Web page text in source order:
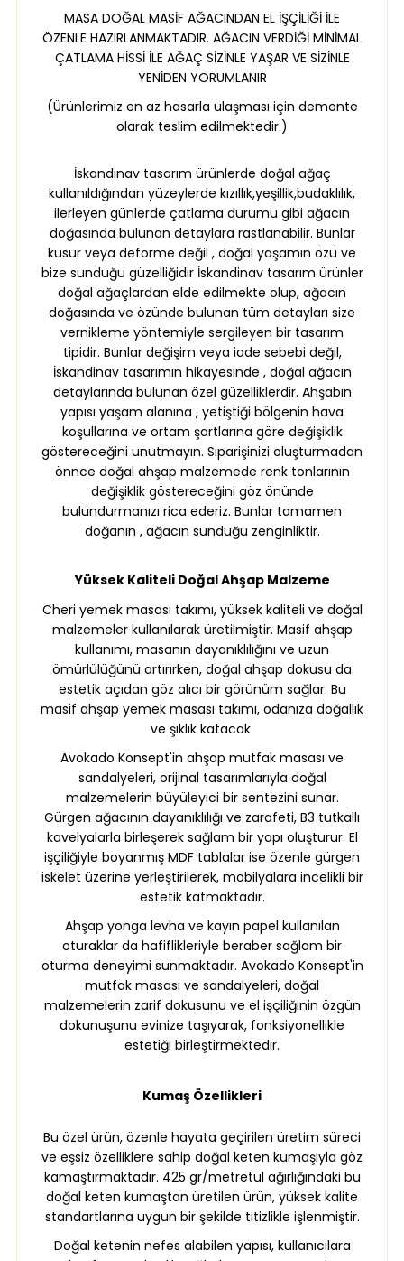
MASA DOĞAL MASİF AĞACINDAN EL İŞÇİLİĞİ İLE
ÖZENLE HAZIRLANMAKTADIR. AĞACIN VERDİĞİ MİNİMAL
ÇATLAMA HİSSİ İLE AĞAÇ SİZİNLE YAŞAR VE SİZİNLE
YENİDEN YORUMLANIR
(Ürünlerimiz en az hasarla ulaşması için demonte
olarak teslim edilmektedir.)
İskandinav tasarım ürünlerde doğal ağaç
kullanıldığından yüzeylerde kızıllık,yeşillik,budaklılık,
ilerleyen günlerde çatlama durumu gibi ağacın
doğasında bulunan detaylara rastlanabilir. Bunlar
kusur veya deforme değil , doğal yaşamın özü ve
bize sunduğu güzelliğidirİskandinav tasarım ürünler
doğal ağaçlardan elde edilmekte olup, ağacın
doğasında ve özünde bulunan tüm detayları size
vernikleme yöntemiyle sergileyen bir tasarım
tipidir. Bunlar değişim veya iade sebebi değil,
İskandinav tasarımın hikayesinde , doğal ağacın
detaylarında bulunan özel güzelliklerdir. Ahşabın
yapısı yaşam alanına , yetiştiği bölgenin hava
koşullarına ve ortam şartlarına göre değişiklik
göstereceğini unutmayın. Siparişinizi oluşturmadan
önnce doğal ahşap malzemede renk tonlarının
değişiklik göstereceğini göz önünde
bulundurmanızı rica ederiz. Bunlar tamamen
doğanın , ağacın sunduğu zenginliktir.
Yüksek Kaliteli Doğal Ahşap Malzeme
Cheri yemek masası takımı, yüksek kaliteli ve doğal
malzemeler kullanılarak üretilmiştir. Masif ahşap
kullanımı, masanın dayanıklılığını ve uzun
ömürlülüğünü artırırken, doğal ahşap dokusu da
estetik açıdan göz alıcı bir görünüm sağlar. Bu
masif ahşap yemek masası takımı, odanıza doğallık
ve şıklık katacak.
Avokado Konsept'in ahşap mutfak masası ve
sandalyeleri, orijinal tasarımlarıyla doğal
malzemelerin büyüleyici bir sentezini sunar.
Gürgen ağacının dayanıklılığı ve zarafeti, B3 tutkallı
kavelyalarla birleşerek sağlam bir yapı oluşturur. El
işçiliğiyle boyanmış MDF tablalar ise özenle gürgen
iskelet üzerine yerleştirilerek, mobilyalara incelikli bir
estetik katmaktadır.
Ahşap yonga levha ve kayın papel kullanılan
oturaklar da hafiflikleriyle beraber sağlam bir
oturma deneyimi sunmaktadır. Avokado Konsept'in
mutfak masası ve sandalyeleri, doğal
malzemelerin zarif dokusunu ve el işçiliğinin özgün
dokunuşunu evinize taşıyarak, fonksiyonellikle
estetiği birleştirmektedir.
Kumaş Özellikleri
Bu özel ürün, özenle hayata geçirilen üretim süreci
ve eşsiz özelliklere sahip doğal keten kumaşıyla göz
kamaştırmaktadır. 425 gr/metretül ağırlığındaki bu
doğal keten kumaştan üretilen ürün, yüksek kalite
standartlarına uygun bir şekilde titizlikle işlenmiştir.
Doğal ketenin nefes alabilen yapısı, kullanıcılara